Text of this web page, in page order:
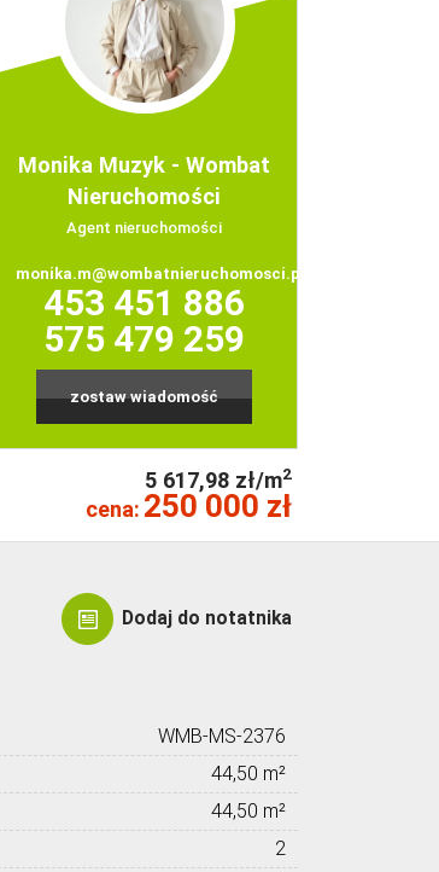
Monika Muzyk - Wombat
Nieruchomości
Agent nieruchomości
monika.m@wombatnieruchomosci.pl
453 451 886
575 479 259
zostaw wiadomość
5 617,98 zł/m2
cena: 250 000 zł
Dodaj do notatnika
WMB-MS-2376
44,50 m²
44,50 m²
2